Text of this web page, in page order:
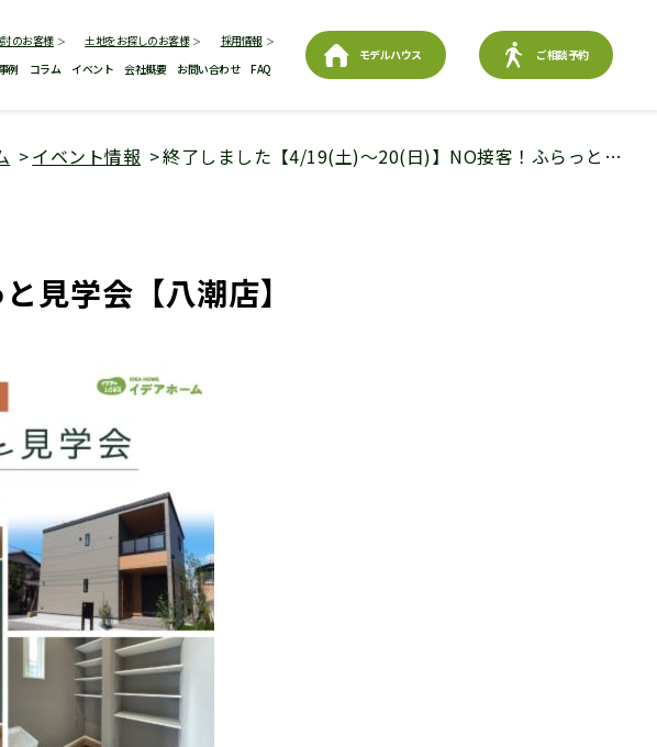
のお客様 土地をお探しのお客様
採用情報
例 コラム イベント 会社概要 お問い合わせ FAQ
モデルハウス ご相談予約
イベント情報 終了しました【4/19(土)～20(日)】NO接客！ふらっと…
見学会【八潮店】